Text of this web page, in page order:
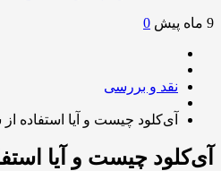
9 ماه پیش 0
نقد و بررسی
آی‌کلود چیست و آیا استفاده
آی‌کلود چیست و آیا